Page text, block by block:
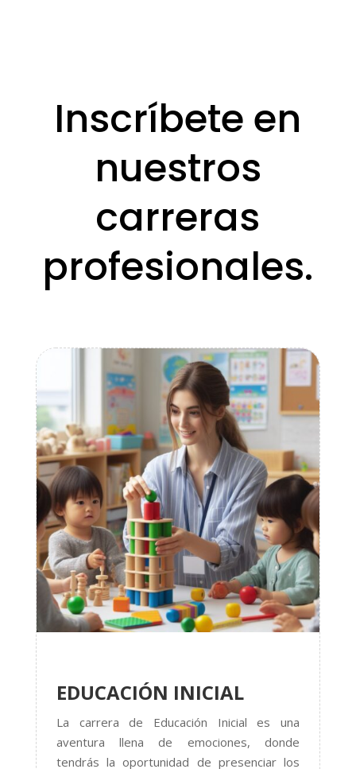
Inscríbete en
nuestros
carreras
profesionales.
EDUCACIÓN INICIAL
La carrera de Educación Inicial es una
aventura llena de emociones, donde
tendrás la oportunidad de presenciar los